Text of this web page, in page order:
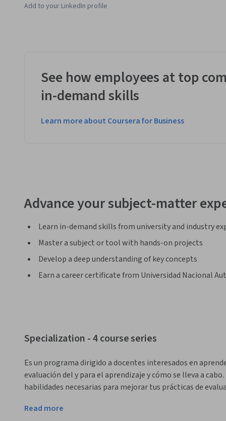
Add to your LinkedIn profile
See how employees at top
in-demand skills
Learn more about Coursera for Business
Advance your subject-matter
Learn in-demand skills from university and industry
Master a subject or tool with hands-on projects
Develop a deep understanding of key concepts
Earn a career certificate from Universidad Nacional
Specialization - 4 course series
Es un programa dirigido a docentes interesados en
evaluación del y para el aprendizaje y cómo se lleva a
habilidades necesarias para mejorar tus prácticas de
Read more